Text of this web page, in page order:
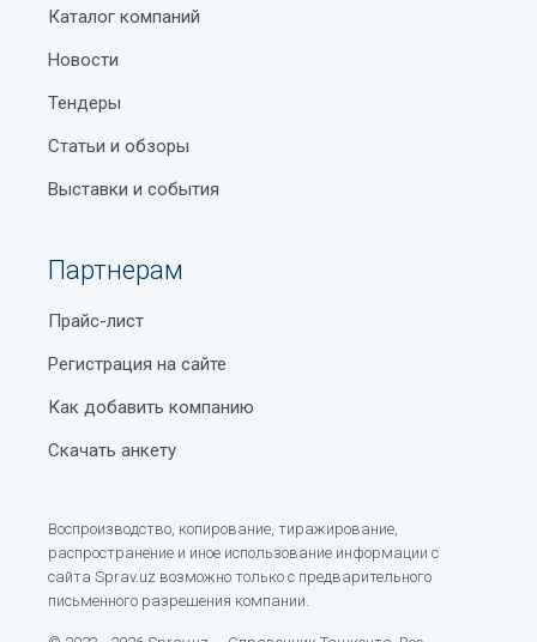
Каталог компаний
Новости
Тендеры
Статьи и обзоры
Выставки и события
Партнерам
Прайс-лист
Регистрация на сайте
Как добавить компанию
Скачать анкету
Воспроизводство, копирование, тиражирование,
распространение и иное использование информации с
сайта Sprav.uz возможно только с предварительного
письменного разрешения компании.